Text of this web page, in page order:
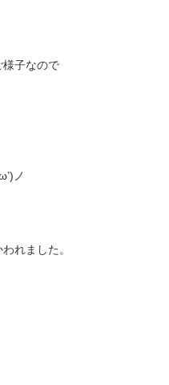
様子なので
ノ
れました。